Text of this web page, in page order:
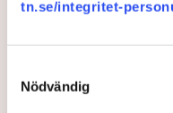
tn.se/integritet-
Nödvändig
längre
(LMD), gör det möjligt
rullningslager och